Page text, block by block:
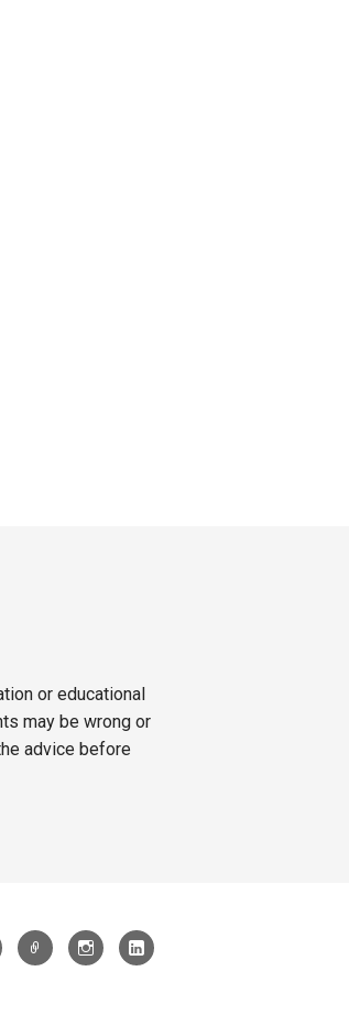
or educational
may be wrong or
advice before